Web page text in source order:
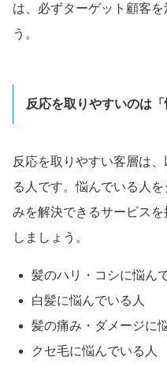
は、必ずターゲット顧客
う。
反応を取りやすいのは「
反応を取りやすい客層は
る人です。悩んでいる人
みを解決できるサービス
しましょう。
髪のハリ・コシに悩ん
白髪に悩んでいる人
髪の痛み・ダメージに
クセ毛に悩んでいる人